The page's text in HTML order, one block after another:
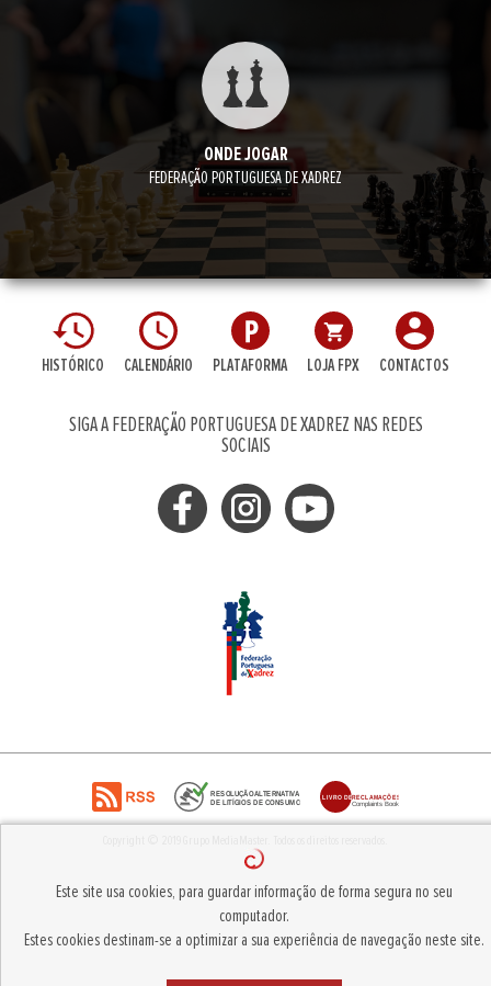
ONDE JOGAR
FEDERAÇÃO PORTUGUESA DE XADREZ
HISTÓRICO CALENDÁRIO PLATAFORMA LOJA FPX CONTACTOS
SIGA A FEDERAÇÃO PORTUGUESA DE XADREZ NAS REDES
SOCIAIS
Este site usa cookies, para guardar informação de forma segura no seu
computador.
Estes cookies destinam-se a optimizar a sua experiência de navegação neste site.